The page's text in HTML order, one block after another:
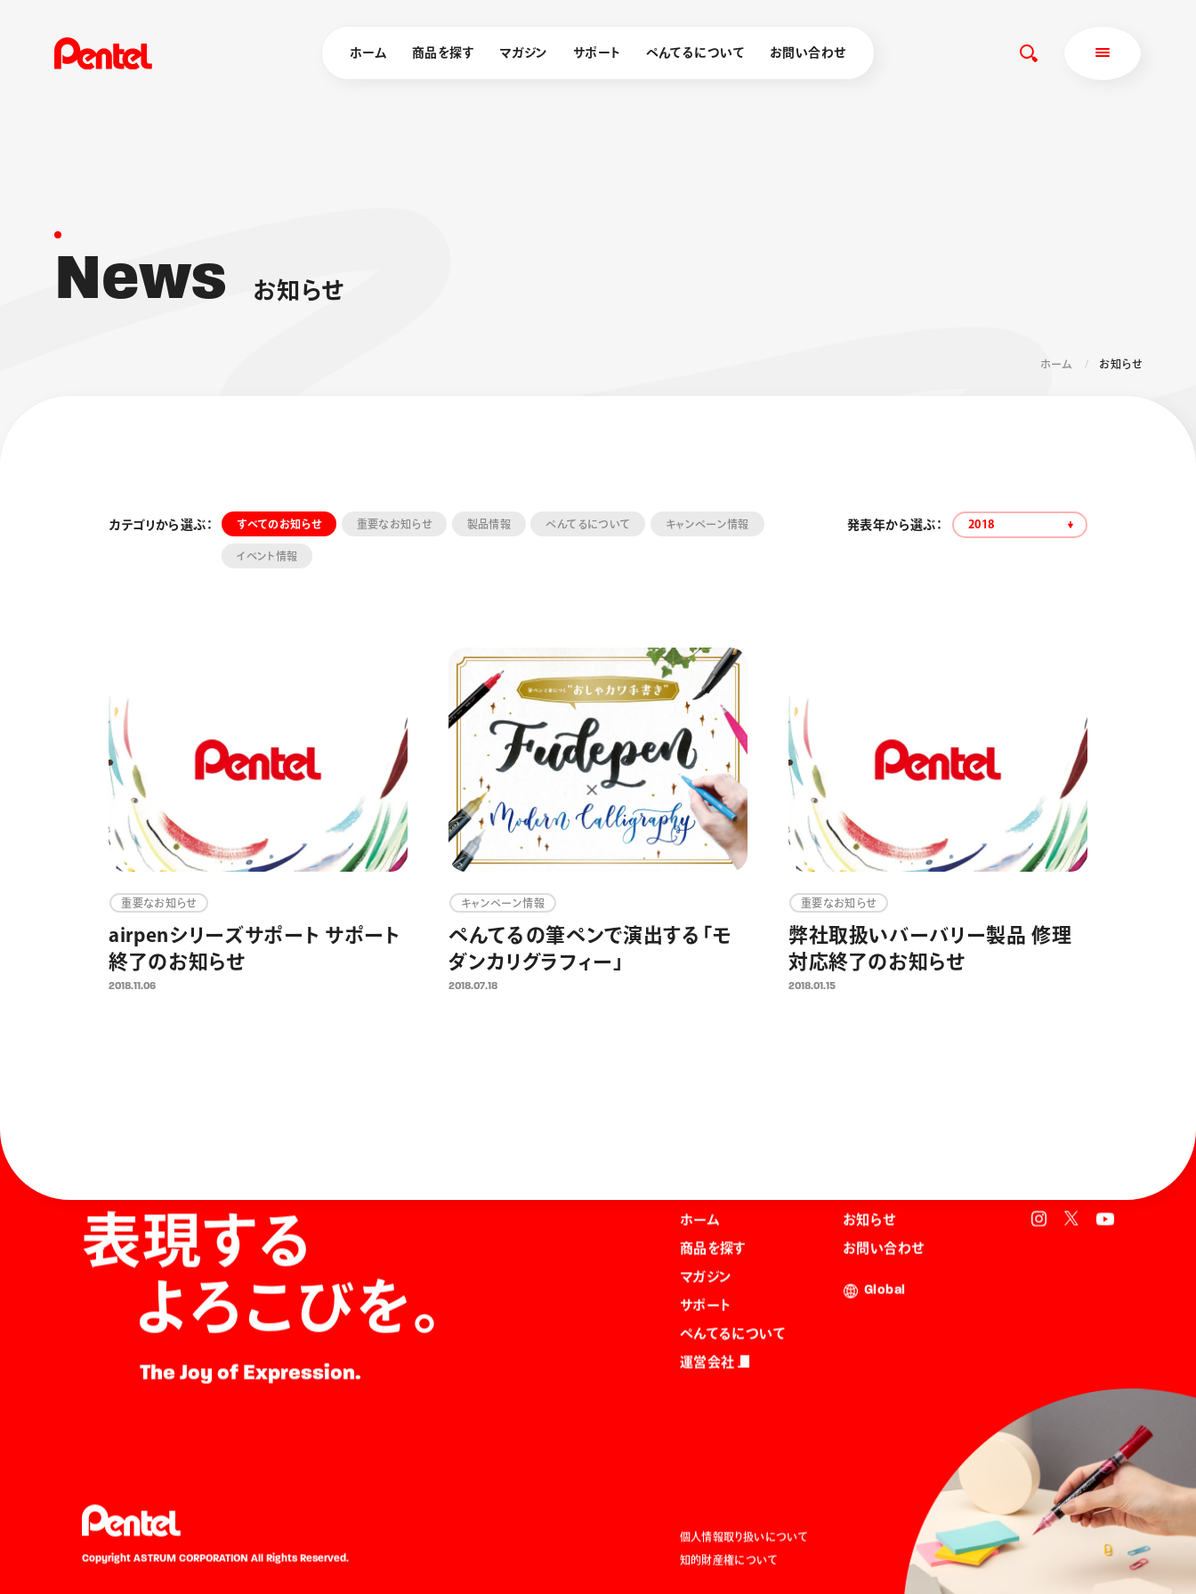
ホーム 商品を探す マガジン サポート ぺんてるについて お問い合わせ
エナージェル
シャープペン
消し具
News お知 らせ
ホーム お知らせ
カテゴリから選ぶ： すべてのお知らせ 重要なお知らせ 製品情報 ぺんてるについて キャンペーン情報
イベント情報
発表年から選ぶ： 2018
重要なお知らせ
airpenシリーズサポート サポート
終了のお知らせ
2018.11.06
キャンペーン情報
ぺんてるの筆ペンで演出する「モ
ダンカリグラフィー」
2018.07.18
重要なお知らせ
弊社取扱いバーバリー製品 修理
対応終了のお知らせ
2018.01.15
ホーム
商品を探す
マガジン
サポート
ぺんてるについて
運営会社
お知らせ
お問い合わせ
Global
個人情報取り扱いについて
知的財産権について
表現する
よろこびを。
The Joy of Expression.
Copyright ASTRUM CORPORATION All Rights Reserved.